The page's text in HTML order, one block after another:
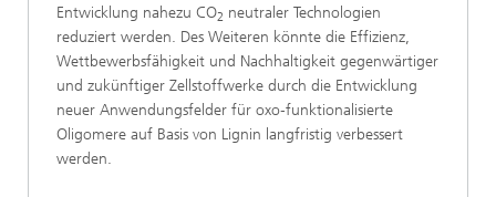
Entwicklung nahezu CO2 neutraler Technologien
reduziert werden. Des Weiteren könnte die Effizienz,
Wettbewerbsfähigkeit und Nachhaltigkeit gegenwärtiger
und zukünftiger Zellstoffwerke durch die Entwicklung
neuer Anwendungsfelder für oxo‑funktionalisierte
Oligomere auf Basis von Lignin langfristig verbessert
werden.